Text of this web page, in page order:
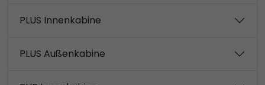
PLUS Innenkabine
PLUS Außenkabine